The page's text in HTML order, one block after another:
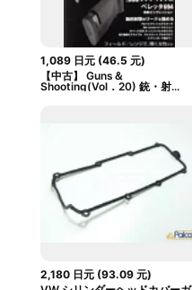
1,089 日元(46.5 元)
【中古】 Guns＆
Shooting(Vol．20) 銃・射...
2,180 日元(93.09 元)